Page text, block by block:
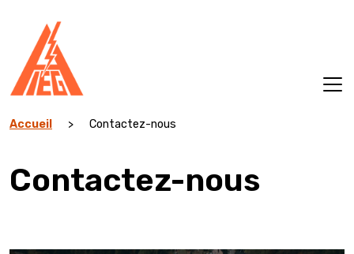
contenu
Accueil > Contactez-nous
Contactez-nous